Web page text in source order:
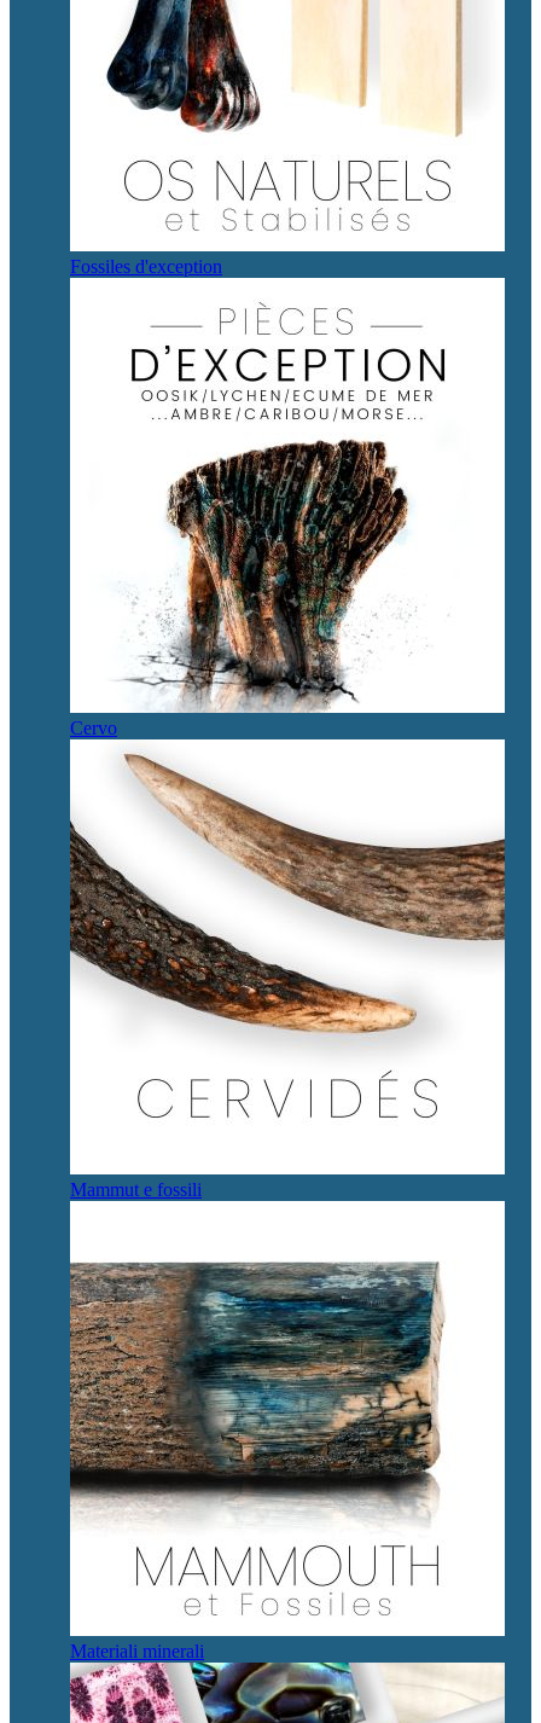
Fossiles d'exception
Cervo
Mammut e fossili
Materiali minerali